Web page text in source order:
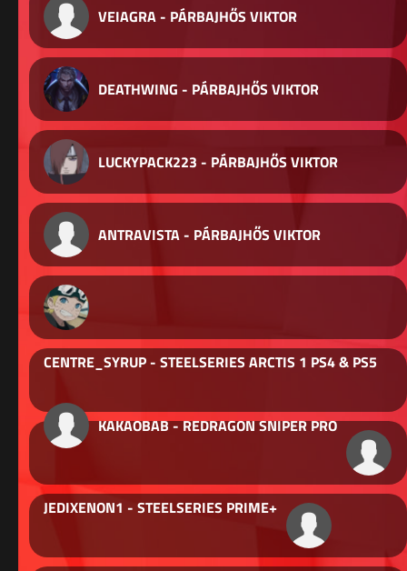
VEIAGRA - PÁRBAJHŐS VIKTOR
DEATHWING - PÁRBAJHŐS VIKTOR
LUCKYPACK223 - PÁRBAJHŐS VIKTOR
ANTRAVISTA - PÁRBAJHŐS VIKTOR
CENTRE_SYRUP - STEELSERIES ARCTIS 1 PS4 & PS5
KAKAOBAB - REDRAGON SNIPER PRO
JEDIXENON1 - STEELSERIES PRIME+